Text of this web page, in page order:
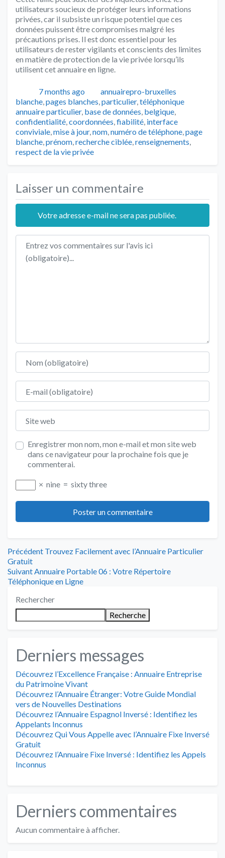
utilisateurs soucieux de protéger leurs informations
privées, car il subsiste un risque potentiel que ces
données puissent être compromises malgré les
précautions prises. Il est donc essentiel pour les
utilisateurs de rester vigilants et conscients des limites
en matière de protection de la vie privée lorsqu’ils
utilisent cet annuaire en ligne.
Publié7 months ago Auteur
annuairepro-bruxelles
blanche,pages blanches,particulier,téléphonique
annuaire particulier, base de données, belgique,
confidentialité,coordonnées,fiabilité, interface
conviviale,mise à jour,nom,numéro de téléphone,page
blanche,prénom,recherche ciblée,renseignements,
respect de la vie privée
Laisser un commentaire
Votre adresse e-mail ne sera pas publiée.
Texte de l'avis
Nom
E-mail
Site web
Enregistrer mon nom, mon e-mail et mon site web
dans ce navigateur pour la prochaine fois que je
commenterai.
× nine = sixty three
Navigation
de
l’article
Précédent Article
:
Trouvez Facilement avec l’Annuaire Particulier
Gratuit
Suivant Article
suivant
Annuaire Portable 06 : Votre Répertoire
Téléphonique en Ligne
Rechercher
Recherche
Derniers messages
Découvrez l’Excellence Française : Annuaire Entreprise
du Patrimoine Vivant
Découvrez l’Annuaire Étranger: Votre Guide Mondial
vers de Nouvelles Destinations
Découvrez l’Annuaire Espagnol Inversé : Identifiez les
Appelants Inconnus
Découvrez Qui Vous Appelle avec l’Annuaire Fixe Inversé
Gratuit
Découvrez l’Annuaire Fixe Inversé : Identifiez les Appels
Inconnus
Derniers commentaires
Aucun commentaire à afficher.